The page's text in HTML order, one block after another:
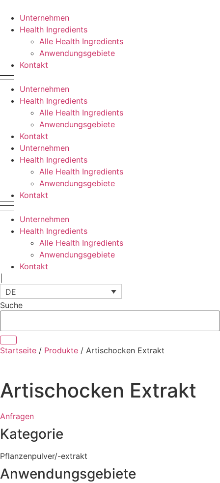
Inhalt
springen
Unternehmen
Health Ingredients
Alle Health Ingredients
Anwendungsgebiete
Kontakt
Unternehmen
Health Ingredients
Alle Health Ingredients
Anwendungsgebiete
Kontakt
Unternehmen
Health Ingredients
Alle Health Ingredients
Anwendungsgebiete
Kontakt
Unternehmen
Health Ingredients
Alle Health Ingredients
Anwendungsgebiete
Kontakt
DE
Suche
Startseite / Produkte / Artischocken Extrakt
Artischocken Extrakt
Anfragen
Kategorie
Pflanzenpulver/-extrakt
Anwendungsgebiete